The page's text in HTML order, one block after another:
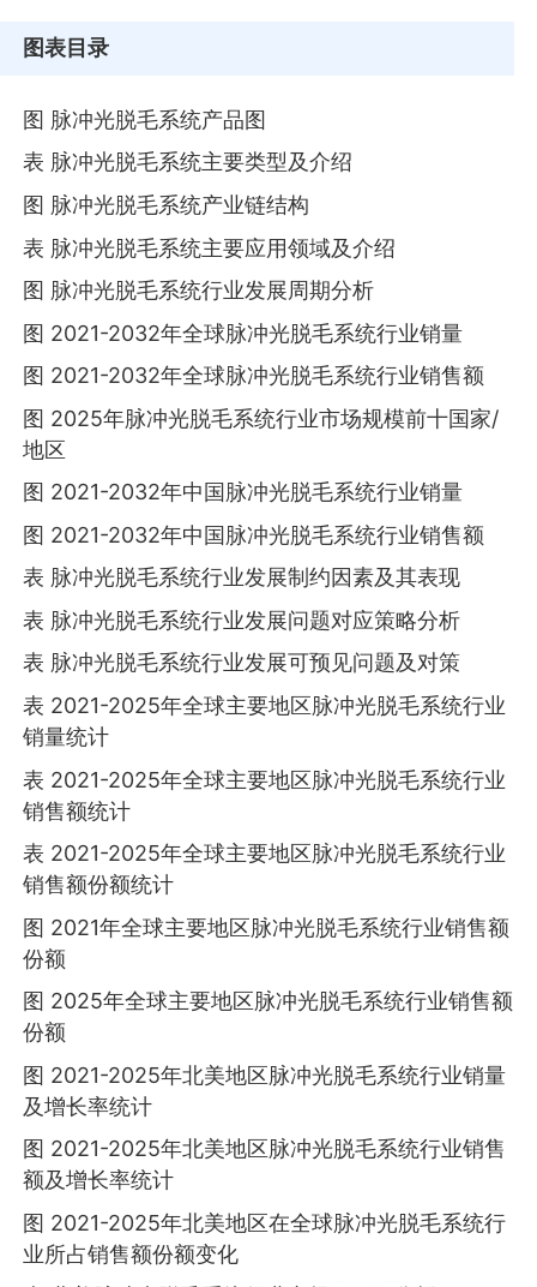
图表目录
图 脉冲光脱毛系统产品图
表 脉冲光脱毛系统主要类型及介绍
图 脉冲光脱毛系统产业链结构
表 脉冲光脱毛系统主要应用领域及介绍
图 脉冲光脱毛系统行业发展周期分析
图 2021-2032年全球脉冲光脱毛系统行业销量
图 2021-2032年全球脉冲光脱毛系统行业销售额
图 2025年脉冲光脱毛系统行业市场规模前十国家/
地区
图 2021-2032年中国脉冲光脱毛系统行业销量
图 2021-2032年中国脉冲光脱毛系统行业销售额
表 脉冲光脱毛系统行业发展制约因素及其表现
表 脉冲光脱毛系统行业发展问题对应策略分析
表 脉冲光脱毛系统行业发展可预见问题及对策
表 2021-2025年全球主要地区脉冲光脱毛系统行业
销量统计
表 2021-2025年全球主要地区脉冲光脱毛系统行业
销售额统计
表 2021-2025年全球主要地区脉冲光脱毛系统行业
销售额份额统计
图 2021年全球主要地区脉冲光脱毛系统行业销售额
份额
图 2025年全球主要地区脉冲光脱毛系统行业销售额
份额
图 2021-2025年北美地区脉冲光脱毛系统行业销量
及增长率统计
图 2021-2025年北美地区脉冲光脱毛系统行业销售
额及增长率统计
图 2021-2025年北美地区在全球脉冲光脱毛系统行
业所占销售额份额变化